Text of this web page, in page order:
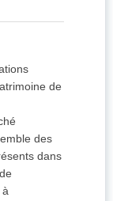
de
des
dans
à